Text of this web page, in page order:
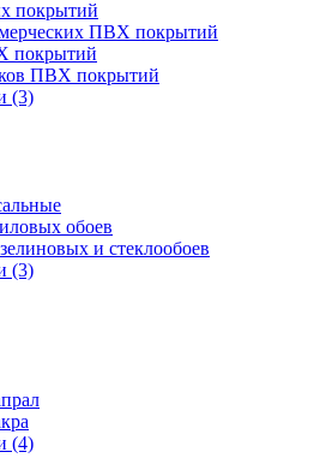
покрытий
ПВХ покрытий
покрытий
ПВХ покрытий
(3)
обоев
и стеклообоев
(3)
(4)